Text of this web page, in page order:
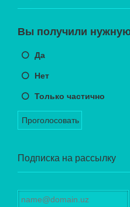
Вы получили
Да
Нет
Только частично
Проголосовать
Подписка на рассылку